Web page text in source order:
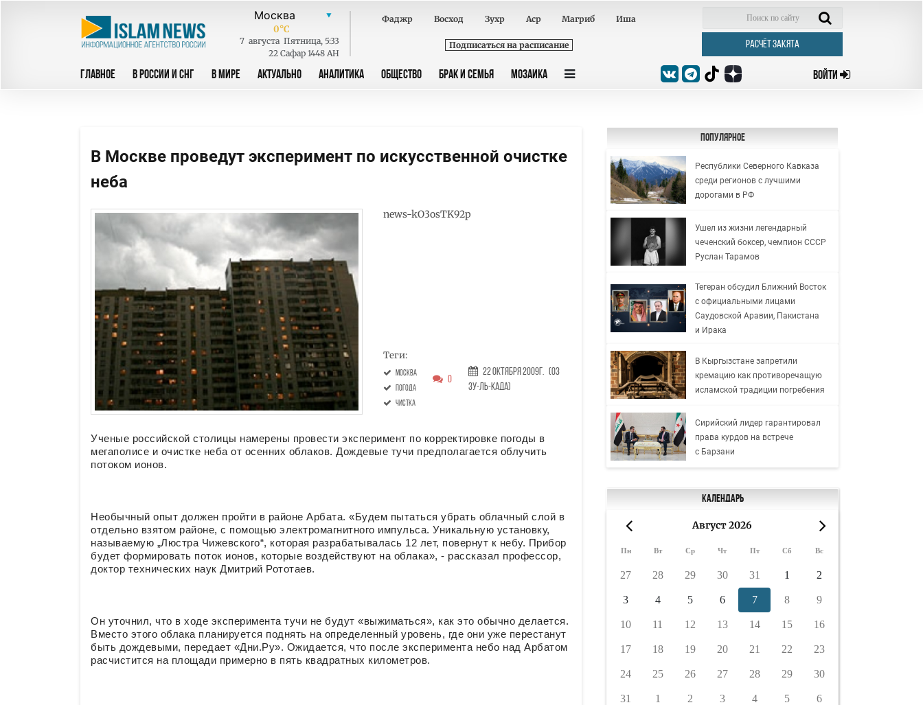
0°C
7 августа Пятница, 5:33
22 Сафар 1448 AH
Фаджр Восход Зухр Аср Магриб Иша
Подписаться на расписание РАСЧЁТ ЗАКЯТА
ГЛАВНОЕ В РОССИИ И СНГ В МИРЕ АКТУАЛЬНО АНАЛИТИКА ОБЩЕСТВО БРАК И СЕМЬЯ МОЗАИКА ВОЙТИ
В Москве проведут эксперимент по искусственной очистке
неба
news-kO3osTK92p
Теги:
Москва
погода
чистка
0
22 Октября 2009г. (03
Зу-ль-када)
Ученые российской столицы намерены провести эксперимент по корректировке погоды в
мегаполисе и очистке неба от осенних облаков. Дождевые тучи предполагается облучить
потоком ионов.
Необычный опыт должен пройти в районе Арбата. «Будем пытаться убрать облачный слой в
отдельно взятом районе, с помощью электромагнитного импульса. Уникальную установку,
называемую „Люстра Чижевского“, которая разрабатывалась 12 лет, повернут к небу. Прибор
будет формировать поток ионов, которые воздействуют на облака», - рассказал профессор,
доктор технических наук Дмитрий Рототаев.
Он уточнил, что в ходе эксперимента тучи не будут «выжиматься», как это обычно делается.
Вместо этого облака планируется поднять на определенный уровень, где они уже перестанут
быть дождевыми, передает «Дни.Ру». Ожидается, что после эксперимента небо над Арбатом
расчистится на площади примерно в пять квадратных километров.
Популярное
Республики Северного Кавказа
среди регионов с лучшими
дорогами в РФ
Ушел из жизни легендарный
чеченский боксер, чемпион СССР
Руслан Тарамов
Тегеран обсудил Ближний Восток
с официальными лицами
Саудовской Аравии, Пакистана
и Ирака
В Кыргызстане запретили
кремацию как противоречащую
исламской традиции погребения
Сирийский лидер гарантировал
права курдов на встрече
с Барзани
Календарь
Август 2026
Пн Вт Ср Чт Пт Сб Вс
27 28 29 30 31 1 2
3 4 5 6 7 8 9
10 11 12 13 14 15 16
17 18 19 20 21 22 23
24 25 26 27 28 29 30
31 1 2 3 4 5 6